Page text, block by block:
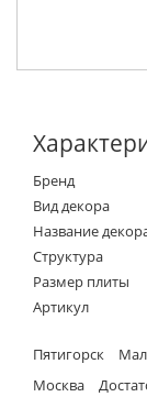
Бренд
Вид декора
Название
Структура
Размер плиты
Артикул
Пятигорск
Москва